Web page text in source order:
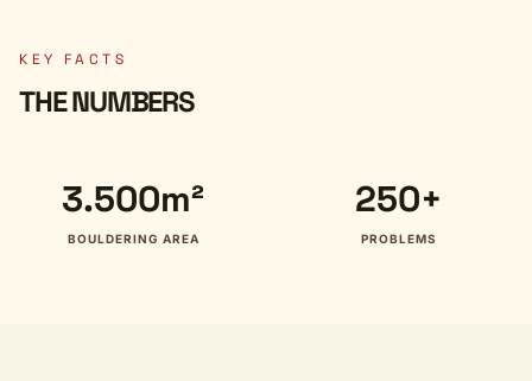
KEY FACTS
THE NUMBERS
3.500m²
BOULDERING AREA
250+
PROBLEMS